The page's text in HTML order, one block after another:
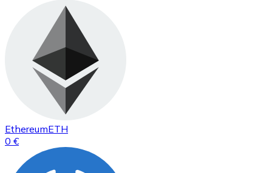
EthereumETH
0 €